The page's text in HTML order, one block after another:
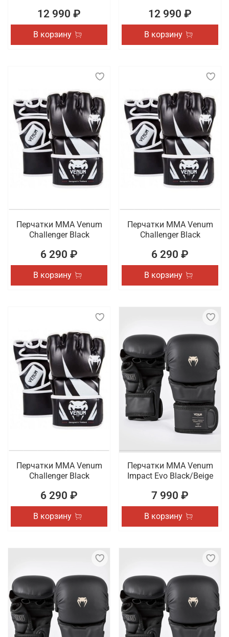
12 990 ₽
В корзину
12 990 ₽
В корзину
Перчатки ММА Venum
Challenger Black
6 290 ₽
В корзину
Перчатки ММА Venum
Challenger Black
6 290 ₽
В корзину
Перчатки ММА Venum
Challenger Black
6 290 ₽
В корзину
Перчатки ММА Venum
Impact Evo Black/Beige
7 990 ₽
В корзину